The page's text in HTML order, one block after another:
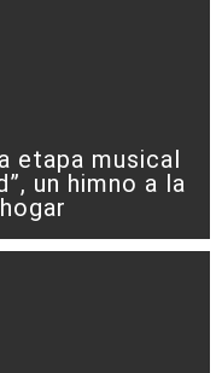
etapa musical
un himno a la